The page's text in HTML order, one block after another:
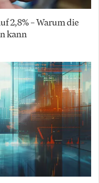
2,8% – Warum die
kann